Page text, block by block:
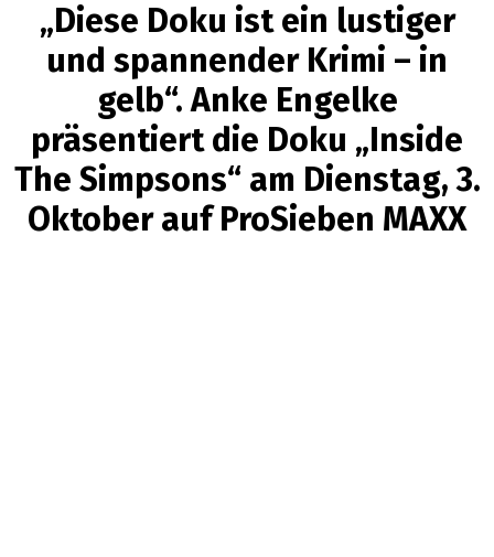
„Diese Doku ist ein lustiger
und spannender Krimi – in
gelb“. Anke Engelke
präsentiert die Doku „Inside
The Simpsons“ am Dienstag, 3.
Oktober auf ProSieben MAXX